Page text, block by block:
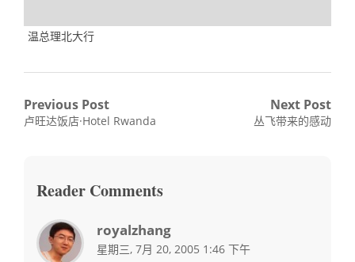
温总理北大行
文
章
航
Previous Post
Previous
卢旺达饭店·Hotel Rwanda
Next Post
Next
丛飞带来的感动
Reader Comments
royalzhang
星期三, 7月 20, 2005 1:46 下午